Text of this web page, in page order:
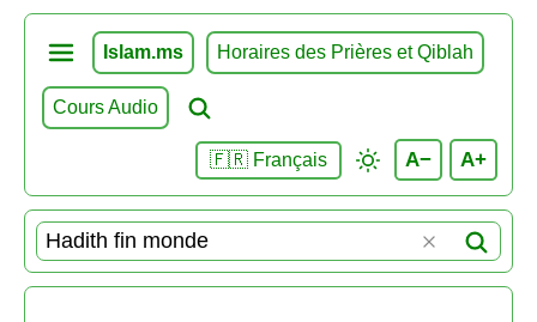
Islam.ms Horaires des Prières et Qiblah
Cours Audio
🇫🇷 Français A− A+